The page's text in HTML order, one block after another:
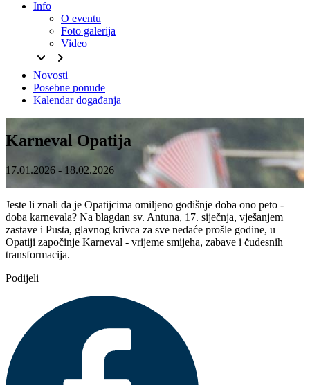
Info
O eventu
Foto galerija
Video
keyboard_arrow_down keyboard_arrow_right
Novosti
Posebne ponude
Kalendar događanja
Karneval Opatija
17.01.2026 - 18.02.2026
Jeste li znali da je Opatijcima omiljeno godišnje doba ono peto -
doba karnevala? Na blagdan sv. Antuna, 17. siječnja, vješanjem
zastave i Pusta, glavnog krivca za sve nedaće prošle godine, u
Opatiji započinje Karneval - vrijeme smijeha, zabave i čudesnih
transformacija.
Podijeli